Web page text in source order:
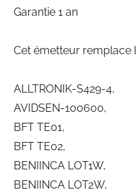
Garantie 1 an
Cet émetteur remplace
ALLTRONIK-S429-4,
AVIDSEN-100600,
BFT TE01,
BFT TE02,
BENIINCA LOT1W,
BENIINCA LOT2W,